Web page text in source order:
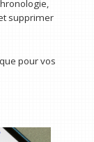
supprimer
pour vos